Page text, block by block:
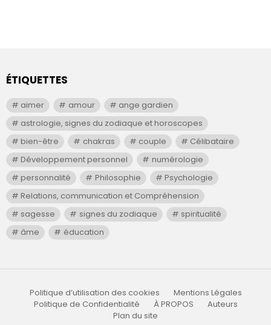
ÉTIQUETTES
aimer amour
ange gardien
astrologie, signes du zodiaque et horoscopes
bien-être
chakras couple
Célibataire
Développement personnel
numérologie
personnalité
Philosophie
Psychologie
Relations, communication et Compréhension
sagesse
signes du zodiaque
spiritualité
âme
éducation
Politique d’utilisation des cookies
Mentions Légales
Politique de Confidentialité
À PROPOS
Auteurs
Plan du site